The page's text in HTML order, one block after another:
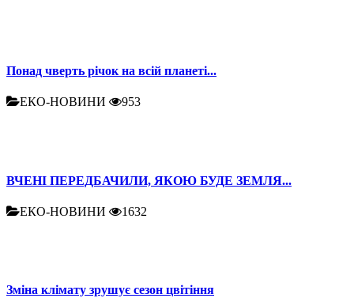
Понад чверть річок на всій планеті...
ЕКО-НОВИНИ 953
ВЧЕНІ ПЕРЕДБАЧИЛИ, ЯКОЮ БУДЕ ЗЕМЛЯ...
ЕКО-НОВИНИ 1632
Зміна клімату зрушує сезон цвітіння